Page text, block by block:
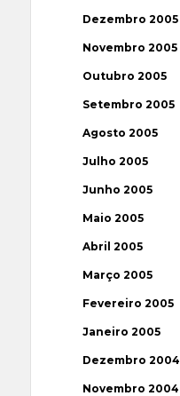
Dezembro 2005
Novembro 2005
Outubro 2005
Setembro 2005
Agosto 2005
Julho 2005
Junho 2005
Maio 2005
Abril 2005
Março 2005
Fevereiro 2005
Janeiro 2005
Dezembro 2004
Novembro 2004